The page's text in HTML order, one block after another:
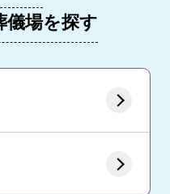
儀場を探す